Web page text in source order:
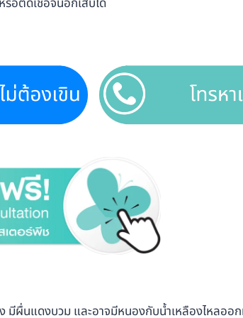
มีผื่นแดงบวม และอาจมีหนองกับน้ำเหลืองไหลออก